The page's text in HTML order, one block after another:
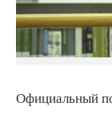
Официальный